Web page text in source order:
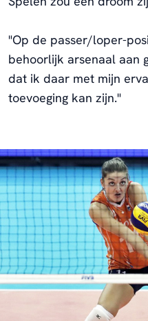
"Op de passer/loper-
behoorlijk arsenaal aan
dat ik daar met mijn
toevoeging kan zijn."